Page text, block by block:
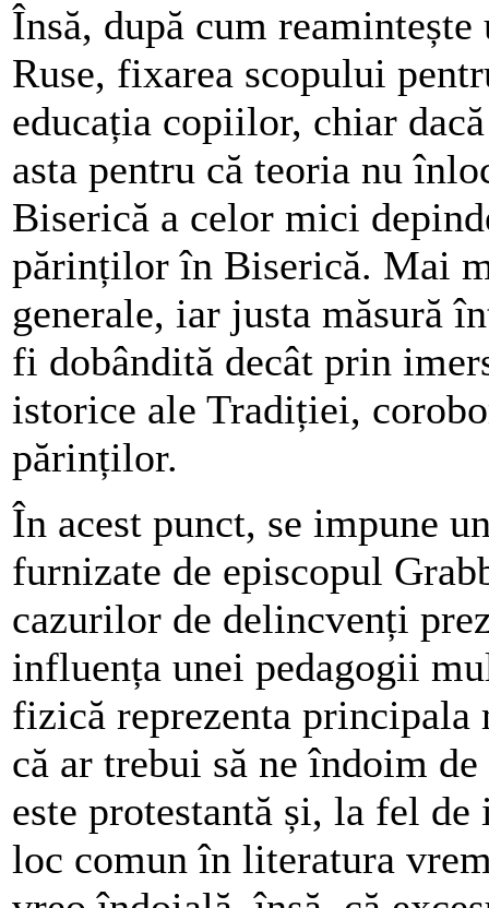
Însă, după cum
Ruse, fixarea scopului
educația copiilor, chiar
asta pentru că teoria nu
Biserică a celor mici
părinților în Biserică. Mai
generale, iar justa măsură
fi dobândită decât prin
istorice ale Tradiției,
părinților.
În acest punct, se impune
furnizate de episcopul
cazurilor de delincvenți
influența unei pedagogii
fizică reprezenta principala
că ar trebui să ne îndoim
este protestantă și, la fel
loc comun în literatura